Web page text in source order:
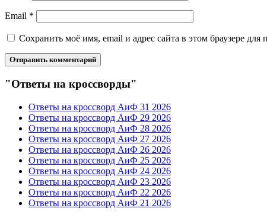
Email *
Сохранить моё имя, email и адрес сайта в этом браузере
"Ответы на кроссворды"
Ответы на кроссворд АиФ 31 2026
Ответы на кроссворд АиФ 29 2026
Ответы на кроссворд АиФ 28 2026
Ответы на кроссворд АиФ 27 2026
Ответы на кроссворд АиФ 26 2026
Ответы на кроссворд АиФ 25 2026
Ответы на кроссворд АиФ 24 2026
Ответы на кроссворд АиФ 23 2026
Ответы на кроссворд АиФ 22 2026
Ответы на кроссворд АиФ 21 2026